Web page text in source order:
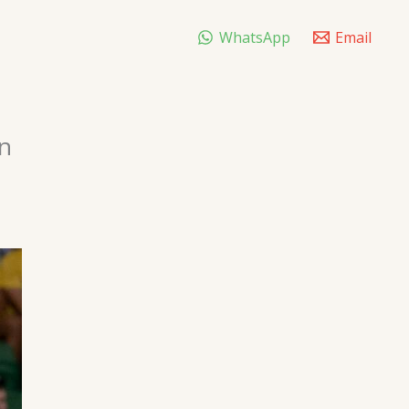
WhatsApp Email